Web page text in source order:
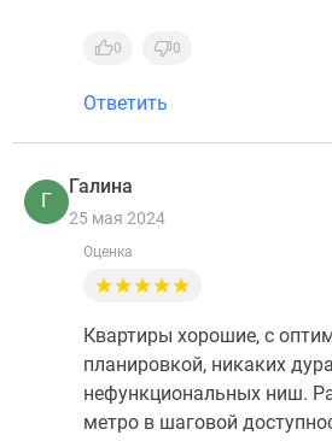
0 0
Ответить
Г
Галина
25 мая 2024
Оценка
Квартиры хорошие, с
планировкой, никаких
нефункциональных ниш.
метро в шаговой